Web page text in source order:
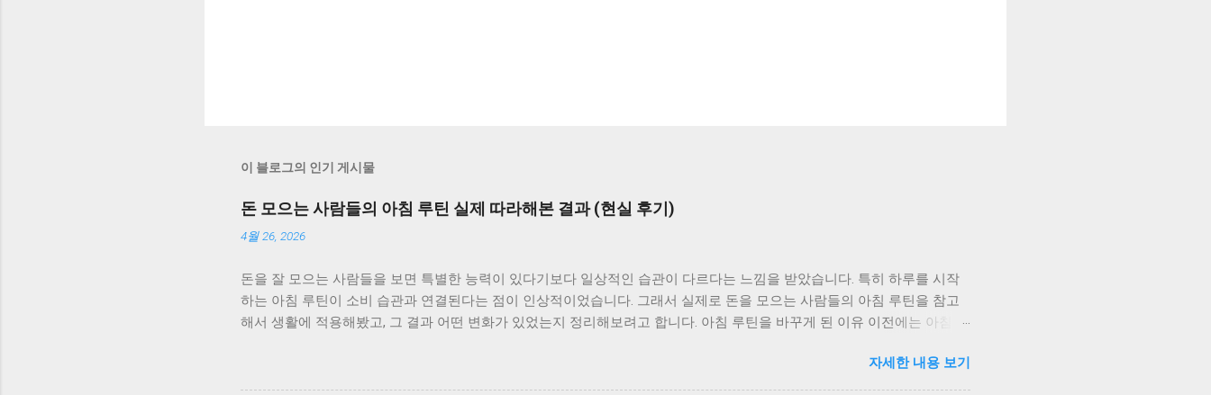
이 블로그의 인기 게시물
돈 모으는 사람들의 아침 루틴 실제 따라해본 결과 (현실 후기)
4월 26, 2026
돈을 잘 모으는 사람들을 보면 특별한 능력이 있다기보다 일상적인 습관이 다르다는 느낌을 받았습니다. 특히 하루를 시작
하는 아침 루틴이 소비 습관과 연결된다는 점이 인상적이었습니다. 그래서 실제로 돈을 모으는 사람들의 아침 루틴을 참고
해서 생활에 적용해봤고, 그 결과 어떤 변화가 있었는지 정리해보려고 합니다. 아침 루틴을 바꾸게 된 이유 이전에는 아침에
소비도 즉흥적으로 이루어졌습니다. 이런 흐름을 바꾸기 위해 아침 시간을 활용하기 시작했습니다. 1. 하루 지출 계획 세우
기 아침에 간단하게 그날의 지출 계획을 세우는 습관을 만들었습니다. 큰 금액이 아니더라도 어떤 지출이 예정되어 있는지
자세한 내용 보기